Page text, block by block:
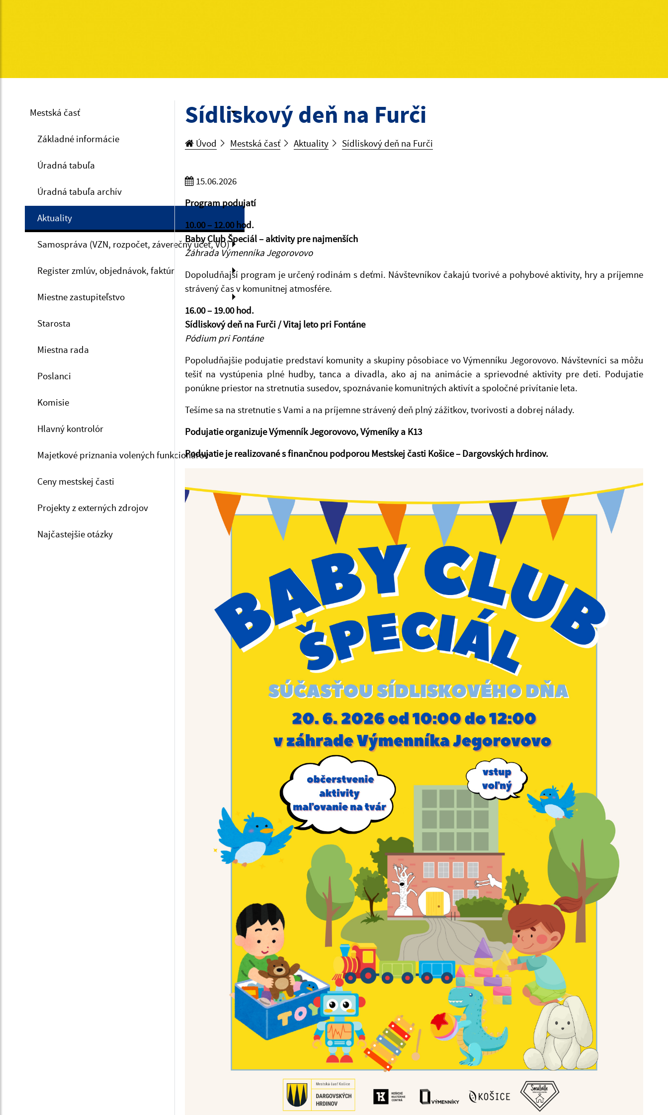
Mestská časť
Základné informácie
Úradná tabuľa
Úradná tabuľa archív
Aktuality
Samospráva (VZN, rozpočet, záverečný účet, VO)
Register zmlúv, objednávok, faktúr
Miestne zastupiteľstvo
Starosta
Miestna rada
Poslanci
Komisie
Hlavný kontrolór
Majetkové priznania volených funkcionárov
Ceny mestskej časti
Projekty z externých zdrojov
Najčastejšie otázky
Sídliskový deň na Furči
Úvod Mestská časť Aktuality Sídliskový deň na Furči
15.06.2026
Program podujatí
10.00 – 12.00 hod.
Baby Club Špeciál – aktivity pre najmenších
Záhrada Výmenníka Jegorovovo
Dopoludňajší program je určený rodinám s deťmi. Návštevníkov čakajú tvorivé a pohybové aktivity, hry a príjemne
strávený čas v komunitnej atmosfére.
16.00 – 19.00 hod.
Sídliskový deň na Furči / Vitaj leto pri Fontáne
Pódium pri Fontáne
Popoludňajšie podujatie predstaví komunity a skupiny pôsobiace vo Výmenníku Jegorovovo. Návštevníci sa môžu
tešiť na vystúpenia plné hudby, tanca a divadla, ako aj na animácie a sprievodné aktivity pre deti. Podujatie
ponúkne priestor na stretnutia susedov, spoznávanie komunitných aktivít a spoločné privítanie leta.
Tešíme sa na stretnutie s Vami a na príjemne strávený deň plný zážitkov, tvorivosti a dobrej nálady.
Podujatie organizuje Výmenník Jegorovovo, Výmeníky a K13
Podujatie je realizované s finančnou podporou Mestskej časti Košice – Dargovských hrdinov.